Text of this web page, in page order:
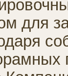
для